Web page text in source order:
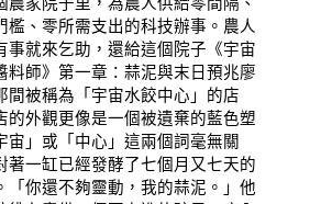
檻、零所需支出的科技辦事。農人
事就來乞助，還給這個院子《宇宙
料師》第一章：蒜泥與末日預兆廖
間被稱為「宇宙水餃中心」的店
的外觀更像是一個被遺棄的藍色塑
宙」或「中心」這兩個詞毫無關
著一缸已經發酵了七個月又七天的
「你還不夠靈動，我的蒜泥。」他